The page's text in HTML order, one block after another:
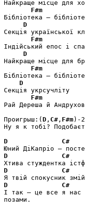
Найкраще місце для
F#m
Бібліотека –
D
Секція української
F#m
Індійський епос і
D
Найкраще місце для
F#m
Бібліотека –
D
Секція укрсучліту
F#m
Рай Дереша й
Проигрыш:( D , C# , F#m)-
Ну я к тобi?
D
C#
D
C#
D
C#
D
C#
І так – це все я нас
позами.